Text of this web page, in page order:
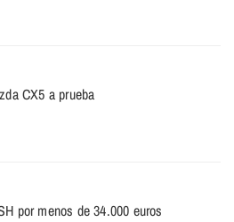
CX5 a prueba
por menos de 34.000 euros